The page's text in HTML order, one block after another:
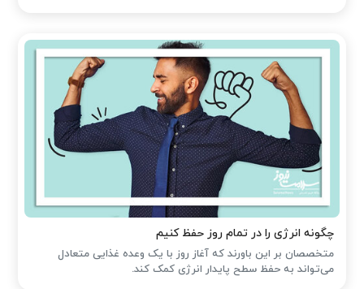
چگونه انرژی را در تمام روز حفظ کنیم
متخصصان بر این باورند که آغاز روز با یک وعده غذایی متعادل
می‌تواند به حفظ سطح پایدار انرژی کمک کند.